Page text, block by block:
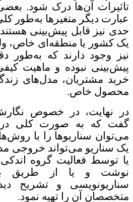
تاثیرات آن‌ها درک شود.
عبارت دیگر متغیرها به‌طور
حدی نیز قابل پیش‌بینی
یک کشور یا منطقه‌ای خاص،
نیز وجود دارند که
پیش‌بینی نبوده و ماهیت
خرید مشتریان، مدل‌های
محصول خاص.
در نهایت، در خصوص
گفت که به صورت کلی در
می‌توان سناریوها را با
یک سناریو می‌تواند خروجی
یا توسط فعالیت گروه
نوشت و یا از طریق
سناریونویسی و تشریح
متخصصان آن را تهیه نمود.